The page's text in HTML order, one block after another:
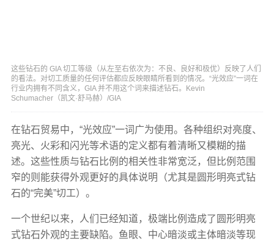
这些钻石的 GIA 切工等级（从左至右依次为：不良、良好和极优）反映了人们
的看法。对切工质量的任何评估都应反映眼睛所看到的情况。“光效应”一词在
行业内拥有不同含义，GIA 并不用这个词来描述钻石。Kevin
Schumacher（凯文·舒马赫）/GIA
在钻石贸易中，“光效应”一词广为使用。各种组织对亮度、
亮光、火彩和闪光等术语的定义都有着清晰又模糊的描
述。这些性质与钻石比例的相关性非常宽泛，但比例范围
窄的则能获得外观更好的具体说明（尤其是圆形明亮式钻
石的“完美”切工）。
一个世纪以来，人们已经知道，极端比例造成了圆形明亮
式钻石外观的主要缺陷。鱼眼、中心暗淡或主体暗淡等现